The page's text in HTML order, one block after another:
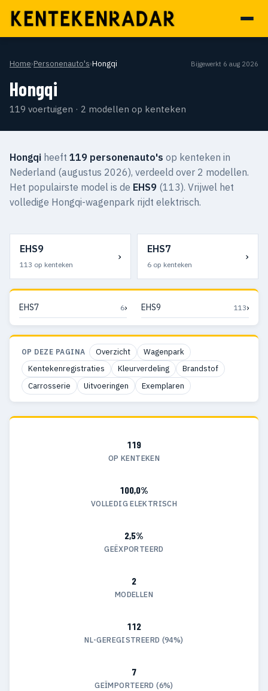
Home›Personenauto's›Hongqi Bijgewerkt 6 aug 2026
Hongqi
119 voertuigen · 2 modellen op kenteken
Hongqi heeft 119 personenauto's op kenteken in
Nederland (augustus 2026), verdeeld over 2 modellen.
Het populairste model is de EHS9 (113). Vrijwel het
volledige Hongqi-wagenpark rijdt elektrisch.
EHS9
113 op kenteken
›
EHS7
6 op kenteken
›
EHS7 6› EHS9 113›
OP DEZE PAGINA Overzicht
Wagenpark
Kentekenregistraties
Kleurverdeling
Brandstof
Carrosserie
Uitvoeringen Exemplaren
119
OP KENTEKEN
100,0%
VOLLEDIG ELEKTRISCH
2,5%
GEËXPORTEERD
2
MODELLEN
112
NL-GEREGISTREERD (94%)
7
GEÏMPORTEERD (6%)